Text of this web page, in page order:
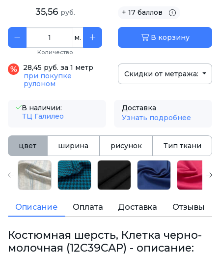
35,56 руб. + 17 баллов
м.
Количество
В корзину
28,45 руб. за 1 метр
при покупке
рулоном
Скидки от метража:
В наличии:
ТЦ Галилео
Доставка
Узнать подробнее
цвет ширина рисунок Тип ткани
Описание Оплата Доставка Отзывы
Костюмная шерсть, Клетка черно-
молочная (12С39САР) - описание: